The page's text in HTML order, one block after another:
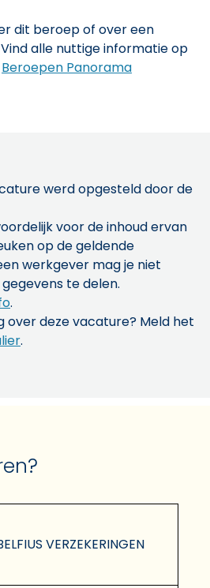
dit beroep of over een
alle nuttige informatie op
Beroepen Panorama
werd opgesteld door de
voor de inhoud ervan
op de geldende
werkgever mag je niet
te delen.
.
over deze vacature? Meld het
.
VERZEKERINGEN